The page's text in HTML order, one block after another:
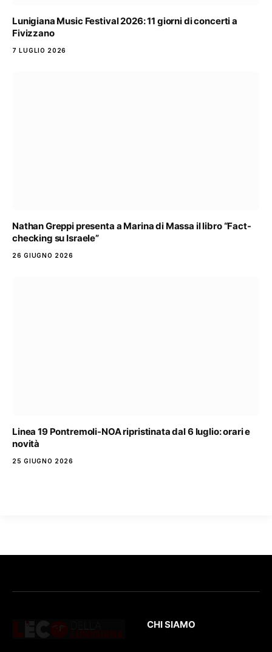
Lunigiana Music Festival 2026: 11 giorni di concerti a
Fivizzano
7 LUGLIO 2026
Nathan Greppi presenta a Marina di Massa il libro “Fact-
checking su Israele”
26 GIUGNO 2026
Linea 19 Pontremoli-NOA ripristinata dal 6 luglio: orari e
novità
25 GIUGNO 2026
CHI SIAMO